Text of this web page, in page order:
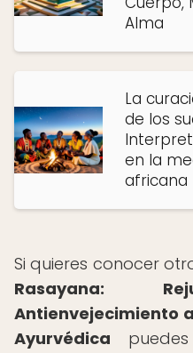
Alma
La
de los
en la
africana
Si quieres conocer
Rasayana:
Antienvejecimiento
Ayurvédica